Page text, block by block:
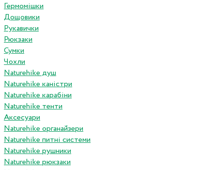
Гермомішки
Дощовики
Рукавички
Рюкзаки
Сумки
Чохли
Naturehike душ
Naturehike каністри
Naturehike карабіни
Naturehike тенти
Аксесуари
Naturehike органайзери
Naturehike питні системи
Naturehike рушники
Naturehike рюкзаки